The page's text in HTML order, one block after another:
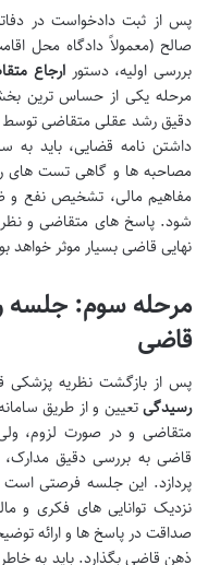
پس از ثبت دادخواست در
صالح (معمولاً دادگاه محل
بررسی اولیه، دستور ارجاع
مرحله یکی از حساس ترین
دقیق رشد عقلی متقاضی
داشتن نامه قضایی، باید به
مصاحبه ها و گاهی تست های
مفاهیم مالی، تشخیص نفع و
شود. پاسخ های متقاضی و
نهایی قاضی بسیار موثر خواهد
مرحله سوم: جلسه
قاضی
پس از بازگشت نظریه پزشکی
رسیدگیتعیین و از طریق
متقاضی و در صورت لزوم،
قاضی به بررسی دقیق مدارک،
پردازد. این جلسه فرصتی
نزدیک توانایی های فکری و
صداقت در پاسخ ها و ارائه
ذهن قاضی بگذارد. باید به